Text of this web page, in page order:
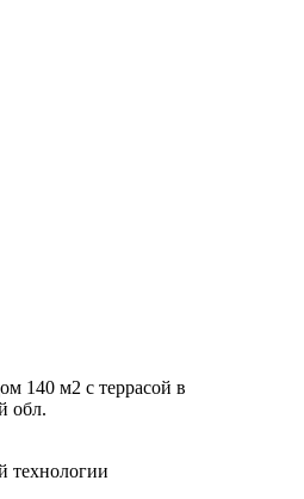
140 м2 с террасой в
обл.
технологии